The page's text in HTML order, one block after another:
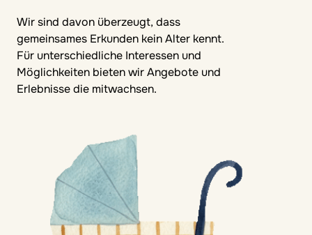
Wir sind davon überzeugt, dass
gemeinsames Erkunden kein Alter kennt.
Für unterschiedliche Interessen und
Möglichkeiten bieten wir Angebote und
Erlebnisse die mitwachsen.